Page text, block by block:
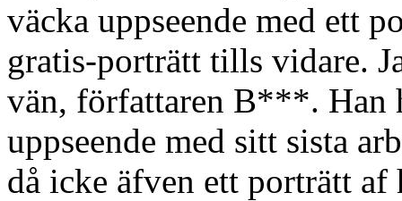
väcka uppseende med ett
gratis-porträtt tills vidare.
vän, författaren B***. Han
uppseende med sitt sista
då icke äfven ett porträtt af